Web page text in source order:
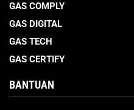
GAS COMPLY
GAS DIGITAL
GAS TECH
GAS CERTIFY
BANTUAN